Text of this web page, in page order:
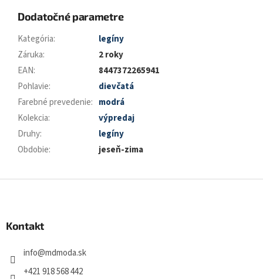
Dodatočné parametre
Kategória:
legíny
Záruka:
2 roky
EAN:
8447372265941
Pohlavie:
dievčatá
Farebné prevedenie: modrá
Kolekcia:
výpredaj
Druhy:
legíny
Obdobie: jeseň-zima
Kontakt
info@mdmoda.sk
+421 918 568 442